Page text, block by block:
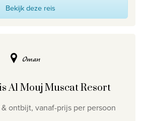
Bekijk deze reis
Oman
Al Mouj Muscat Resort
ontbijt, vanaf-prijs per persoon